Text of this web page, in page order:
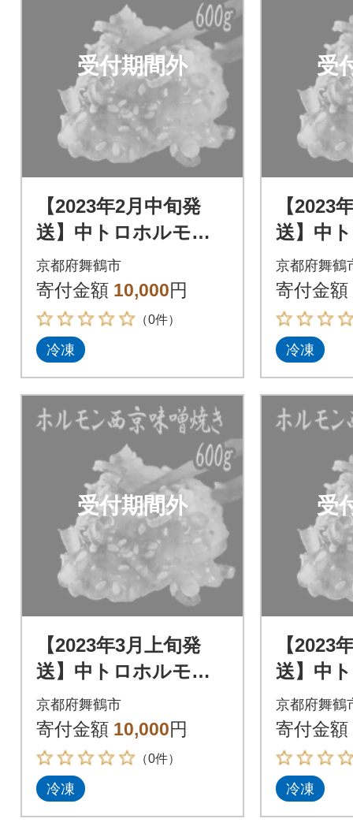
受付期間外
【2023年2月中旬発
送】中トロホルモン
西京味噌焼き 600g
京都府舞鶴市
寄付金額 10,000円
（0件）
冷凍
受
【2023
送】中
西京味
京都府舞鶴
寄付金額
冷凍
受付期間外
【2023年3月上旬発
送】中トロホルモン
西京味噌焼き 600g
京都府舞鶴市
寄付金額 10,000円
（0件）
冷凍
受
【2023
送】中
西京味
京都府舞鶴
寄付金額
冷凍